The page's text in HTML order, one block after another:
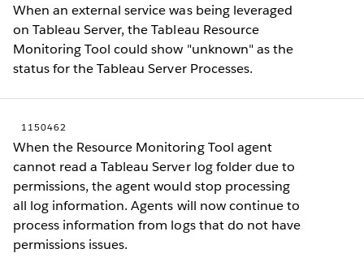
When an external service was being leveraged
on Tableau Server, the Tableau Resource
Monitoring Tool could show "unknown" as the
status for the Tableau Server Processes.
1150462
When the Resource Monitoring Tool agent
cannot read a Tableau Server log folder due to
permissions, the agent would stop processing
all log information. Agents will now continue to
process information from logs that do not have
permissions issues.